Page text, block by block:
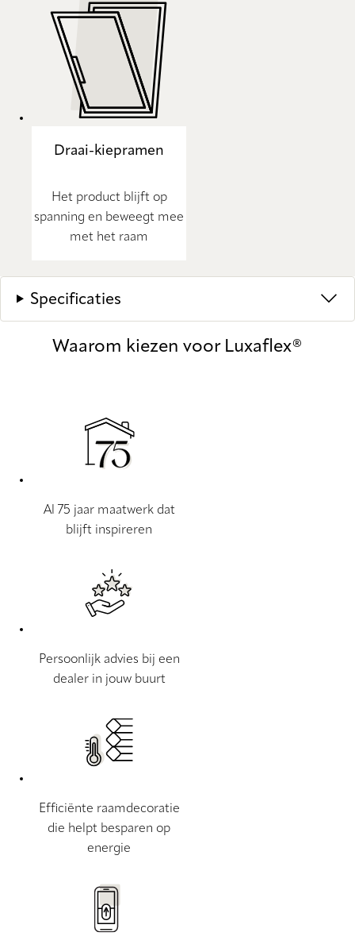
Draai-kiepramen
Het product blijft op
spanning en beweegt mee
met het raam
Specificaties
Waarom kiezen voor Luxaflex®
Al 75 jaar maatwerk dat
blijft inspireren
Persoonlijk advies bij een
dealer in jouw buurt
Efficiënte raamdecoratie
die helpt besparen op
energie